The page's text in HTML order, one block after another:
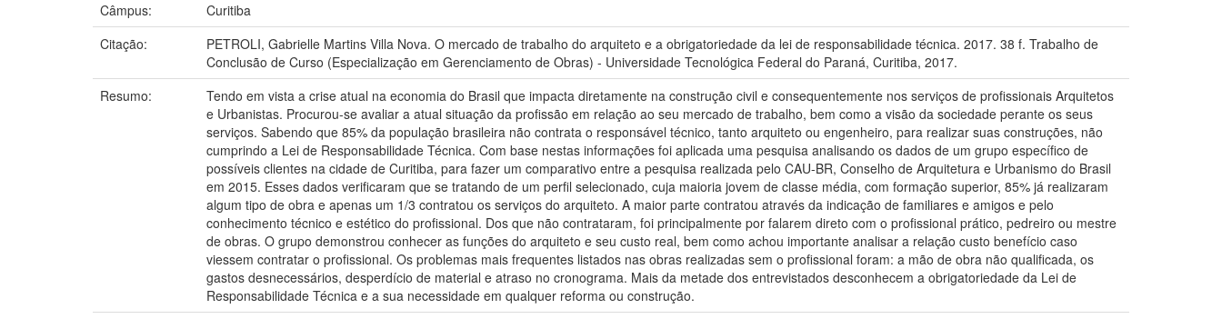
Câmpus:
Curitiba
Citação:
PETROLI, Gabrielle Martins Villa Nova. O mercado de trabalho do arquiteto e a obrigatoriedade da lei de responsabilidade técnica. 2017. 38 f. Trabalho de
Conclusão de Curso (Especialização em Gerenciamento de Obras) - Universidade Tecnológica Federal do Paraná, Curitiba, 2017.
Resumo:
Tendo em vista a crise atual na economia do Brasil que impacta diretamente na construção civil e consequentemente nos serviços de profissionais Arquitetos
e Urbanistas. Procurou-se avaliar a atual situação da profissão em relação ao seu mercado de trabalho, bem como a visão da sociedade perante os seus
serviços. Sabendo que 85% da população brasileira não contrata o responsável técnico, tanto arquiteto ou engenheiro, para realizar suas construções, não
cumprindo a Lei de Responsabilidade Técnica. Com base nestas informações foi aplicada uma pesquisa analisando os dados de um grupo específico de
possíveis clientes na cidade de Curitiba, para fazer um comparativo entre a pesquisa realizada pelo CAU-BR, Conselho de Arquitetura e Urbanismo do Brasil
em 2015. Esses dados verificaram que se tratando de um perfil selecionado, cuja maioria jovem de classe média, com formação superior, 85% já realizaram
algum tipo de obra e apenas um 1/3 contratou os serviços do arquiteto. A maior parte contratou através da indicação de familiares e amigos e pelo
conhecimento técnico e estético do profissional. Dos que não contrataram, foi principalmente por falarem direto com o profissional prático, pedreiro ou mestre
de obras. O grupo demonstrou conhecer as funções do arquiteto e seu custo real, bem como achou importante analisar a relação custo benefício caso
viessem contratar o profissional. Os problemas mais frequentes listados nas obras realizadas sem o profissional foram: a mão de obra não qualificada, os
gastos desnecessários, desperdício de material e atraso no cronograma. Mais da metade dos entrevistados desconhecem a obrigatoriedade da Lei de
Responsabilidade Técnica e a sua necessidade em qualquer reforma ou construção.